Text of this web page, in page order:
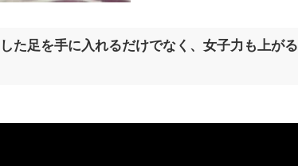
た足を手に入れるだけでなく、女子力も上がる